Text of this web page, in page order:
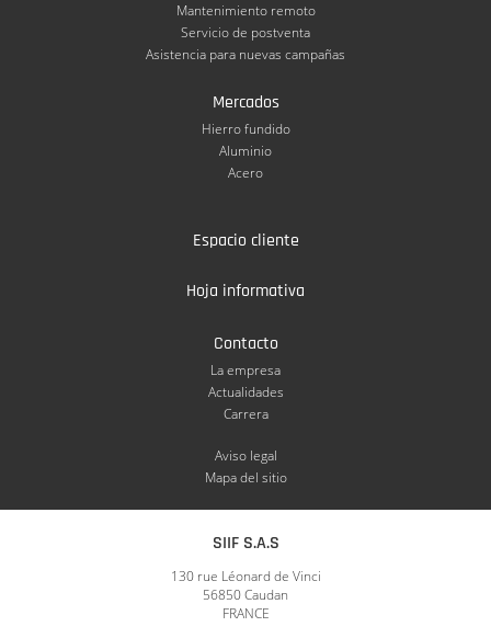
Mantenimiento remoto
Servicio de postventa
Asistencia para nuevas campañas
Mercados
Hierro fundido
Aluminio
Acero
Espacio cliente
Hoja informativa
Contacto
La empresa
Actualidades
Carrera
Aviso legal
Mapa del sitio
SIIF S.A.S
130 rue Léonard de Vinci
56850 Caudan
FRANCE